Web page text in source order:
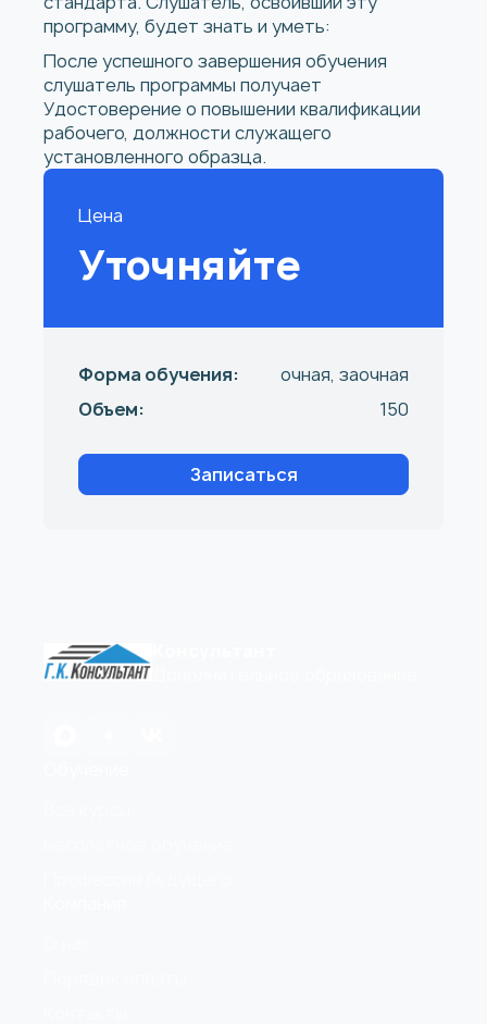
программу, будет знать и уметь:
После успешного завершения обучения
слушатель программы получает
Удостоверение о повышении квалификации
рабочего, должности служащего
установленного образца.
Цена
Уточняйте
Форма обучения:
очная, заочная
Объем:
150
Записаться